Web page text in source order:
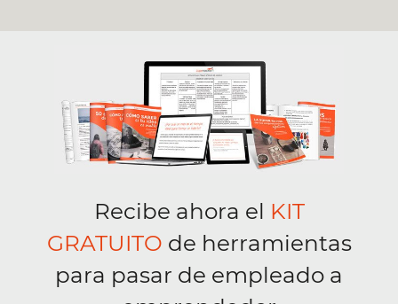
Recibe ahora el KIT
GRATUITO de herramientas
para pasar de empleado a